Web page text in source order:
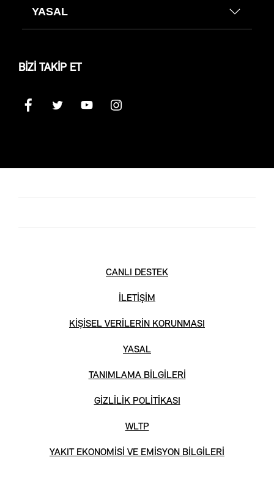
YASAL
BİZİ TAKİP ET
CANLI DESTEK
İLETİŞİM
KİŞİSEL VERİLERİN KORUNMASI
YASAL
TANIMLAMA BİLGİLERİ
GİZLİLİK POLİTİKASI
WLTP
YAKIT EKONOMİSİ VE EMİSYON BİLGİLERİ